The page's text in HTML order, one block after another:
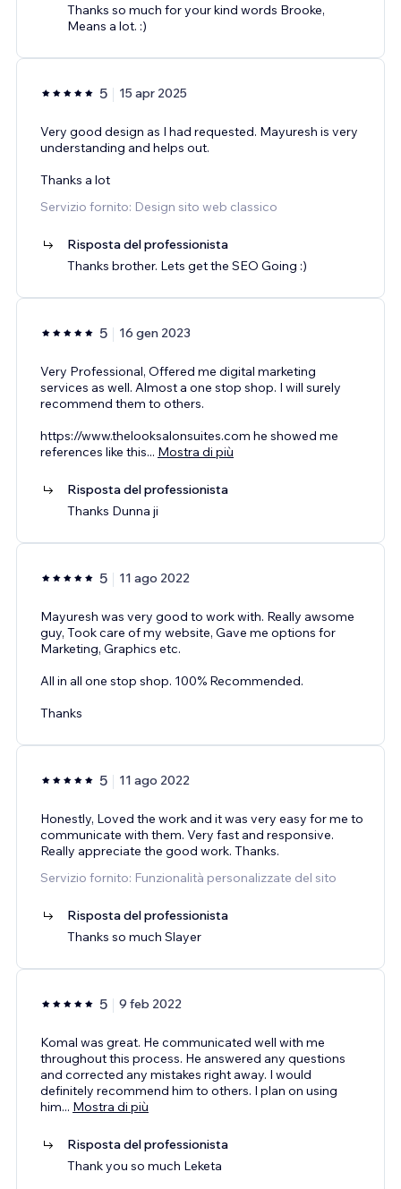
Thanks so much for your kind words Brooke,
Means a lot. :)
5 15 apr 2025
Very good design as I had requested. Mayuresh is very
understanding and helps out.
Thanks a lot
Servizio fornito: Design sito web classico
Risposta del professionista
Thanks brother. Lets get the SEO Going :)
5 16 gen 2023
Very Professional, Offered me digital marketing
services as well. Almost a one stop shop. I will surely
recommend them to others.
https://www.thelooksalonsuites.com he showed me
references like this... Mostra di più
Risposta del professionista
Thanks Dunna ji
5 11 ago 2022
Mayuresh was very good to work with. Really awsome
guy, Took care of my website, Gave me options for
Marketing, Graphics etc.
All in all one stop shop. 100% Recommended.
Thanks
5 11 ago 2022
Honestly, Loved the work and it was very easy for me to
communicate with them. Very fast and responsive.
Really appreciate the good work. Thanks.
Servizio fornito: Funzionalità personalizzate del sito
Risposta del professionista
Thanks so much Slayer
5 9 feb 2022
Komal was great. He communicated well with me
throughout this process. He answered any questions
and corrected any mistakes right away. I would
definitely recommend him to others. I plan on using
him... Mostra di più
Risposta del professionista
Thank you so much Leketa